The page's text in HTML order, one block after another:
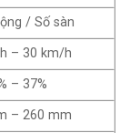
/ Số sàn
– 30 km/h
– 37%
– 260 mm